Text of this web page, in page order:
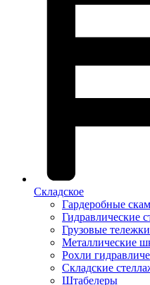
Складское
Гардеробные
Гидравлические
Грузовые тележки
Металлические
Рохли
Складские
Штабелеры